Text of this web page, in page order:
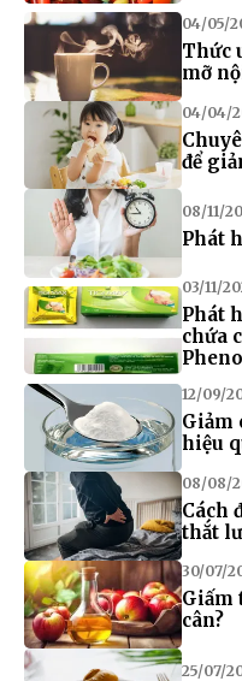
04/05/
Thức
mỡ
04/04/
để
08/11/
Phát
03/11/
Phát
chứa
12/09/
Giảm
hiệu
08/08/
Cách
thắt
30/07/
Giấm
cân?
25/07/